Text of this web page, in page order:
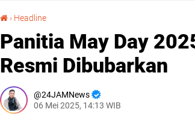
› Headline
Panitia May Day
Resmi Dibubarkan
24JAMNews
06 Mei 2025, 14:13 WIB